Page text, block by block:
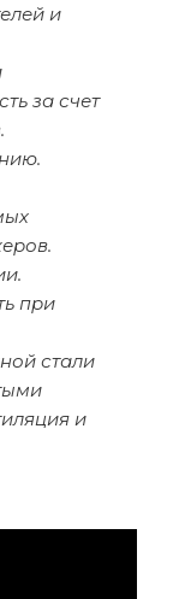
и
за счет
при
стали
и